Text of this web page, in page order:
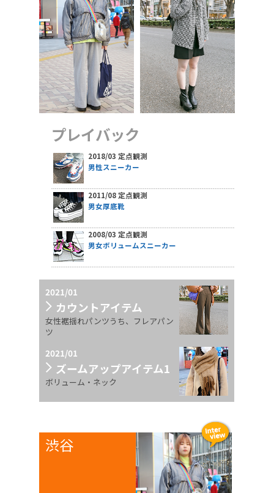
プレイバック
2018/03 定点観測
男性スニーカー
2011/08 定点観測
男女厚底靴
2008/03 定点観測
男女ボリュームスニーカー
2021/01
カウントアイテム
女性裾揺れパンツうち、フレアパン
ツ
2021/01
ズームアップアイテム1
ボリューム・ネック
渋谷